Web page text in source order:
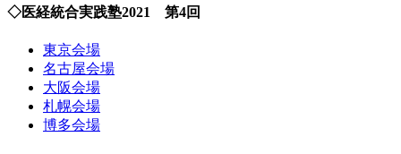
◇医経統合実践塾2021 第4回
東京会場
名古屋会場
大阪会場
札幌会場
博多会場